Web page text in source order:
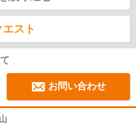
スト
お問い合わせ